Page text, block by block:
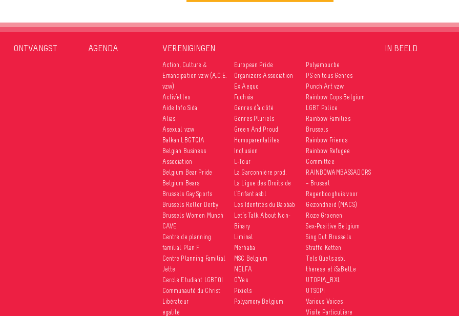
ONTVANGST AGENDA VERENIGINGEN
Action, Culture &
Émancipation vzw (A.C.E.
vzw)
Activ’elles
Aide Info Sida
Alias
Asexual vzw
Balkan LBGTQIA
Belgian Business
Association
Belgium Bear Pride
Belgium Bears
Brussels Gay Sports
Brussels Roller Derby
Brussels Women Munch
CAVE
Centre de planning
familial Plan F
Centre Planning Familial
Jette
Cercle Etudiant LGBTQI
Communauté du Christ
Libérateur
égalité
European Pride
Organizers Association
Ex Aequo
Fuchsia
Genres d’à côté
Genres Pluriels
Green And Proud
Homoparentalités
Inqlusion
L-Tour
La Garçonnière prod.
La Ligue des Droits de
l’Enfant asbl
Les Identités du Baobab
Let’s Talk About Non-
Binary
Liminal
Merhaba
MSC Belgium
NELFA
O’Yes
Pixiels
Polyamory Belgium
Polyamour.be
PS en tous Genres
Punch Art vzw
Rainbow Cops Belgium
LGBT Police
Rainbow Families
Brussels
Rainbow Friends
Rainbow Refugee
Committee
RAINBOWAMBASSADORS
– Brussel
Regenbooghuis voor
Gezondheid (MACS)
Roze Groenen
Sex-Positive Belgium
Sing Out Brussels
Straffe Ketten
Tels Quels asbl
thérèse et iSaBelLe
UTOPIA_BXL
UTSOPI
Various Voices
Visite Particulière
IN BEELD